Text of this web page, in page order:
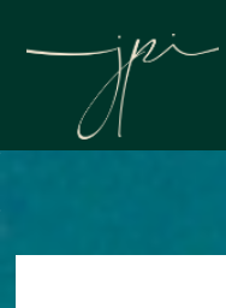
ACCUEIL